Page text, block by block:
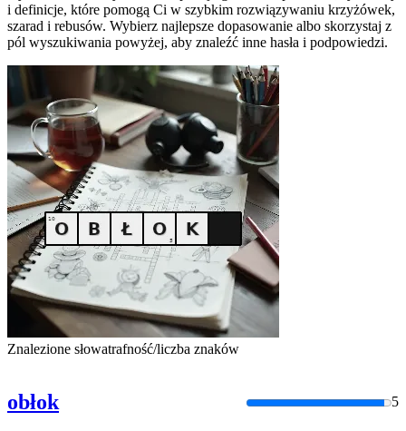
i definicje, które pomogą Ci w szybkim rozwiązywaniu krzyżówek,
szarad i rebusów. Wybierz najlepsze dopasowanie albo skorzystaj z
pól wyszukiwania powyżej, aby znaleźć inne hasła i podpowiedzi.
Znalezione słowatrafność/liczba znaków
obłok 5